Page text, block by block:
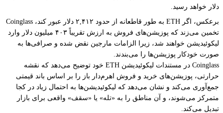
دلار خواهد رسید.
برعکس، اگر ETH به طور قاطعانه از حدود ۲,۴۱۲ دلار عبور کند، Coinglass
تخمین می‌زند که پوزیشن‌های فروش به ارزش تقریباً ۴۰۳ میلیون دلار وارد
لیکوئیدیشن خواهند شد، زیرا الزامات مارجین نقض شده و صرافی‌ها به
صورت خودکار پوزیشن‌ها را می‌بندند.
Coinglass در مستندات لیکوئیدیشن ETH خود توضیح می‌دهد که نقشه
حرارتی، پوزیشن‌های خرید و فروش اهرم‌دار باز را بر اساس باند قیمتی
جمع‌آوری می‌کند و نشان می‌دهد که لیکوئیدیشن‌ها به احتمال زیاد در کجا
متمرکز می‌شوند، و آن مناطق را به «تله» یا «سقف» واقعی برای بازار
تبدیل می‌کند.